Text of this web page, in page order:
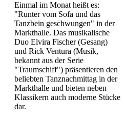
Einmal im Monat heißt es:
"Runter vom Sofa und das
Tanzbein geschwungen" in der
Markthalle. Das musikalische
Duo Elvira Fischer (Gesang)
und Rick Ventura (Musik,
bekannt aus der Serie
"Traumschiff") präsentieren den
beliebten Tanznachmittag in der
Markthalle und bieten neben
Klassikern auch moderne Stücke
dar.